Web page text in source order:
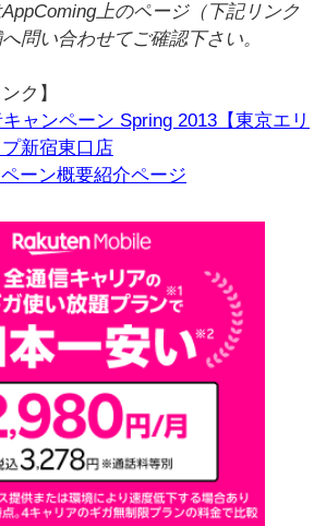
上のページ（下記リンク
問い合わせてご確認下さい。
ク】
ャンペーン Spring 2013【東京エリ
新宿東口店
ーン概要紹介ページ